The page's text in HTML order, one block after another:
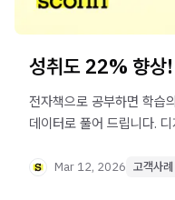
성취도 22% 향상!
전자책으로 공부하면 학습
데이터로 풀어 드립니다.
Mar 12, 2026 고객사례